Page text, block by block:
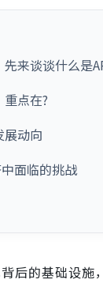
来谈谈什么是
重点在?
展动向
面临的挑战
后的基础设施